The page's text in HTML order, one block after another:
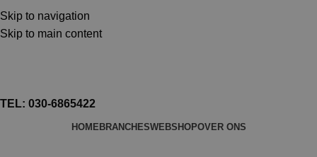
Skip to navigation
Skip to main content
TEL: 030-6865422
MAIL: INFO@SHOPMADE.NL
TEL: 030-6865422
HOMEBRANCHESWEBSHOPOVER ONS